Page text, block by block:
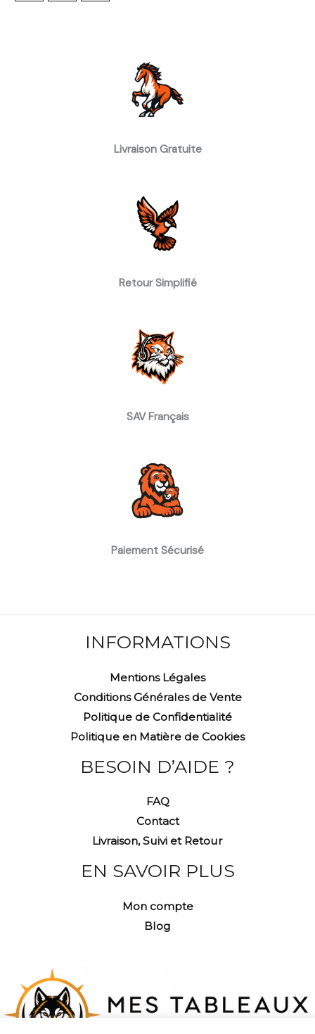
Livraison Gratuite
Retour Simplifié
SAV Français
Paiement Sécurisé
INFORMATIONS
Mentions Légales
Conditions Générales de Vente
Politique de Confidentialité
Politique en Matière de Cookies
BESOIN D’AIDE ?
FAQ
Contact
Livraison, Suivi et Retour
EN SAVOIR PLUS
Mon compte
Blog